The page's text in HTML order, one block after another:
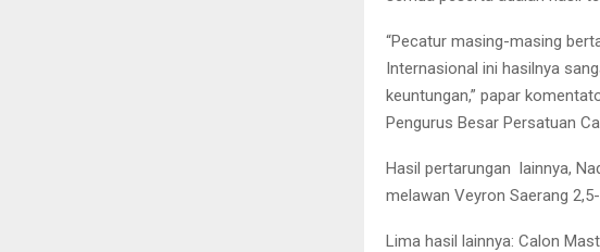
“Pecatur masing-masing
Internasional ini hasilnya
keuntungan,” papar
Pengurus Besar Persatuan
Hasil pertarungan lainnya,
melawan Veyron Saerang
Lima hasil lainnya: Calon